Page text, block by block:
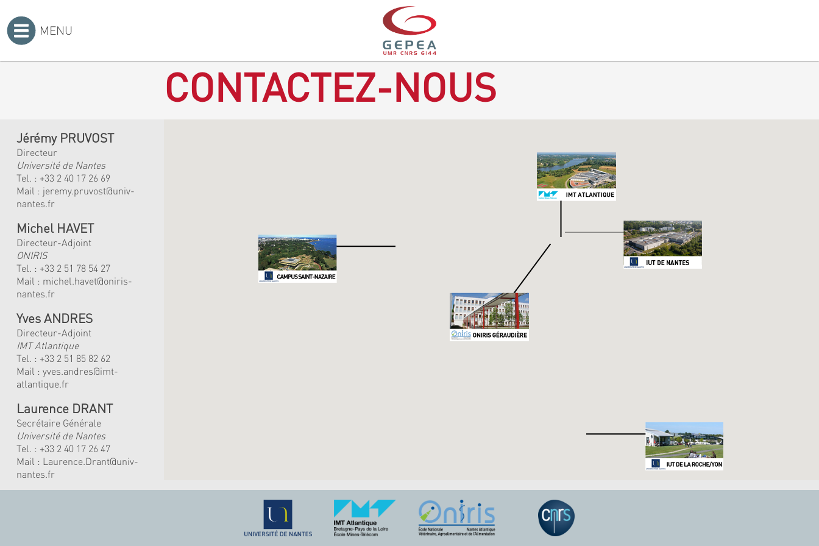
MENU
CONTACTEZ-NOUS
Jérémy PRUVOST
Directeur
Université de Nantes
Tel. : +33 2 40 17 26 69
Mail : jeremy.pruvost@univ-
nantes.fr
Michel HAVET
Directeur-Adjoint
ONIRIS
Tel. : +33 2 51 78 54 27
Mail : michel.havet@oniris-
nantes.fr
Yves ANDRES
Directeur-Adjoint
IMT Atlantique
Tel. : +33 2 51 85 82 62
Mail : yves.andres@imt-
atlantique.fr
Laurence DRANT
Secrétaire Générale
Université de Nantes
Tel. : +33 2 40 17 26 47
Mail : Laurence.Drant@univ-
nantes.fr